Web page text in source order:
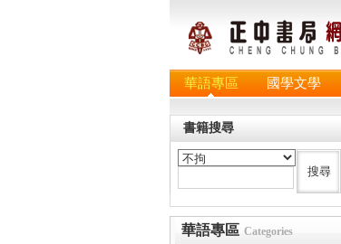
華語專區 國學文學
書籍搜尋
華語專區 Categories